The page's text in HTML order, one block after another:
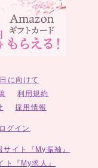
に向けて
利用規約
採用情報
グイン
イト『My振袖』
ト『My求人』